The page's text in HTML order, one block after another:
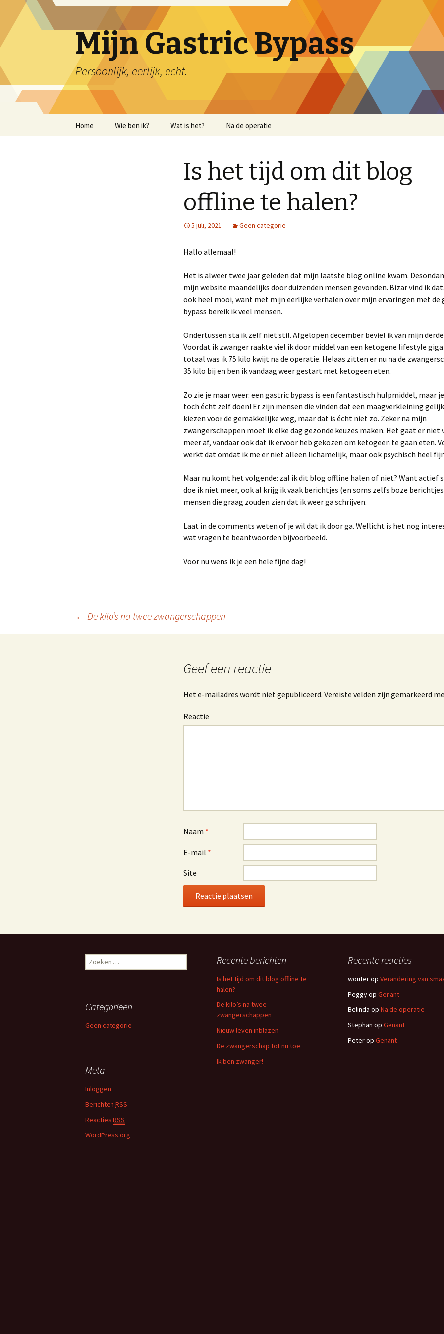
Mijn Gastric Bypass
Persoonlijk, eerlijk, echt.
Naar de inhoud springen
Home Wie ben ik? Wat is het? Na de operatie
Is het tijd om dit blog
offline te halen?
5 juli, 2021 Geen categorie
Hallo allemaal!
Het is alweer twee jaar geleden dat mijn laatste blog online kwam.
mijn website maandelijks door duizenden mensen gevonden. Bizar vind ik
ook heel mooi, want met mijn eerlijke verhalen over mijn ervaringen met de
bypass bereik ik veel mensen.
Ondertussen sta ik zelf niet stil. Afgelopen december beviel ik van mijn
Voordat ik zwanger raakte viel ik door middel van een ketogene lifestyle
totaal was ik 75 kilo kwijt na de operatie. Helaas zitten er nu na de
35 kilo bij en ben ik vandaag weer gestart met ketogeen eten.
Zo zie je maar weer: een gastric bypass is een fantastisch hulpmiddel, maar
toch écht zelf doen! Er zijn mensen die vinden dat een maagverkleining
kiezen voor de gemakkelijke weg, maar dat is écht niet zo. Zeker na mijn
zwangerschappen moet ik elke dag gezonde keuzes maken. Het gaat er niet
meer af, vandaar ook dat ik ervoor heb gekozen om ketogeen te gaan eten.
werkt dat omdat ik me er niet alleen lichamelijk, maar ook psychisch heel
Maar nu komt het volgende: zal ik dit blog offline halen of niet? Want actief
doe ik niet meer, ook al krijg ik vaak berichtjes (en soms zelfs boze
mensen die graag zouden zien dat ik weer ga schrijven.
Laat in de comments weten of je wil dat ik door ga. Wellicht is het nog
wat vragen te beantwoorden bijvoorbeeld.
Voor nu wens ik je een hele fijne dag!
Berichtnavigatie
← De kilo’s na twee zwangerschappen
Geef een reactie
Het e-mailadres wordt niet gepubliceerd. Vereiste velden zijn gemarkeerd
Reactie
Naam *
E-mail *
Site
Zoeken naar: Recente berichten
Is het tijd om dit blog offline te
halen?
De kilo’s na twee
zwangerschappen
Nieuw leven inblazen
De zwangerschap tot nu toe
Ik ben zwanger!
Recente reacties
wouterop Verandering van
Peggyop Genant
Belinda op Na de operatie
Stephan op Genant
Peterop Genant
Categorieën
Geen categorie
Meta
Inloggen
Berichten RSS
Reacties RSS
WordPress.org